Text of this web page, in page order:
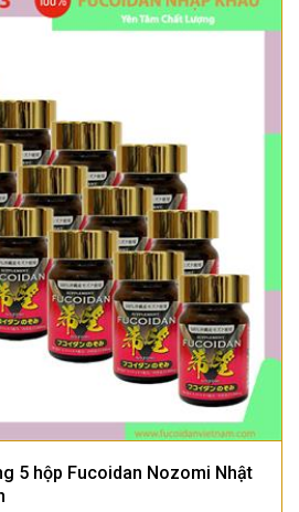
5 hộp Fucoidan Nozomi Nhật